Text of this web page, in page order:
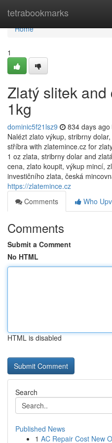
tetrabookmarks
Home
Home
1
Zlatý slitek
1kg
dominic5f21lsz9 834 days ago
Nalézt zlato výkup, stribrny
stříbra with zlatemince.cz for
1 oz zlata, stribrny dolar and
cena, zlato koupit, výkup mincí,
investičního zlata, česká
https://zlatemince.cz
Comments
Who
Comments
Submit a Comment
No HTML
HTML is disabled
Search
Published News
1 AC Repair Cost New